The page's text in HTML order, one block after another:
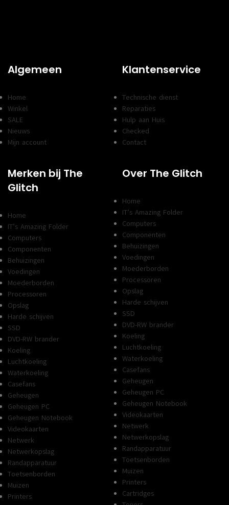
Algemeen
Home
Winkel
SALE
Nieuws
Mijn account
Klantenservice
Technische dienst
Reparaties
Hulp aan Huis
Checked
Contact
Merken bij The
Glitch
Home
IT’s Amazing Folder
Computers
Componenten
Behuizingen
Voedingen
Moederborden
Processoren
Opslag
Harde schijven
SSD
DVD-RW brander
Koeling
Luchtkoeling
Waterkoeling
Casefans
Geheugen
Geheugen PC
Geheugen Notebook
Videokaarten
Netwerk
Netwerkopslag
Randapparatuur
Toetsenborden
Muizen
Printers
Over The Glitch
Home
IT’s Amazing Folder
Computers
Componenten
Behuizingen
Voedingen
Moederborden
Processoren
Opslag
Harde schijven
SSD
DVD-RW brander
Koeling
Luchtkoeling
Waterkoeling
Casefans
Geheugen
Geheugen PC
Geheugen Notebook
Videokaarten
Netwerk
Netwerkopslag
Randapparatuur
Toetsenborden
Muizen
Printers
Cartridges